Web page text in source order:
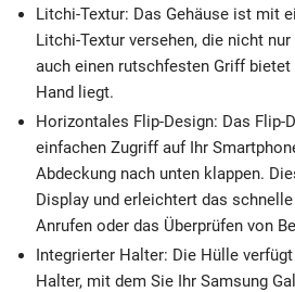
Litchi-Textur: Das Gehäuse ist mit
Litchi-Textur versehen, die nicht
auch einen rutschfesten Griff bietet
Hand liegt.
Horizontales Flip-Design: Das Flip-
einfachen Zugriff auf Ihr
Abdeckung nach unten klappen.
Display und erleichtert das
Anrufen oder das Überprüfen von
Integrierter Halter: Die Hülle
Halter, mit dem Sie Ihr Samsung